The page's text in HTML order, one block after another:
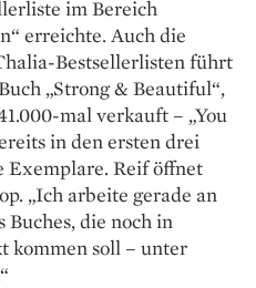
im Bereich
erreichte. Auch die
Bestsellerlisten führt
„Strong & Beautiful“,
mal verkauft – „You
in den ersten drei
Exemplare. Reif öffnet
„Ich arbeite gerade an
Buches, die noch in
kommen soll – unter